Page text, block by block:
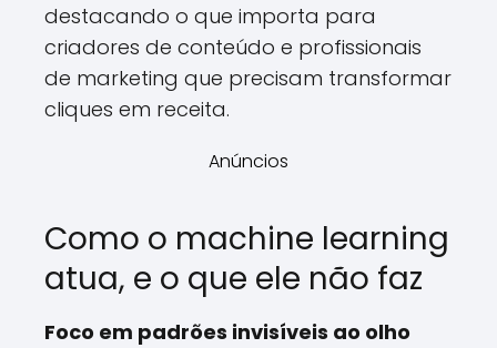
destacando o que importa para
criadores de conteúdo e profissionais
de marketing que precisam transformar
cliques em receita.
Anúncios
Como o machine learning
atua, e o que ele não faz
Foco em padrões invisíveis ao olho